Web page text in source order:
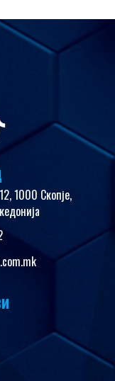
1000 Скопје,